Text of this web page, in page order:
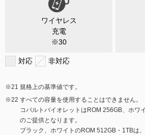
ワイヤレス
充電
※30
対応 非対応
規格上の基準値です。
すべての容量を使用することはできません。
コバルトバイオレットはROM 256GB、ホワ
のご提供となります。
ブラック、ホワイトのROM 512GB・1TBは